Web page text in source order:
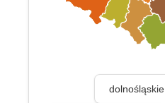
dolnośląskie